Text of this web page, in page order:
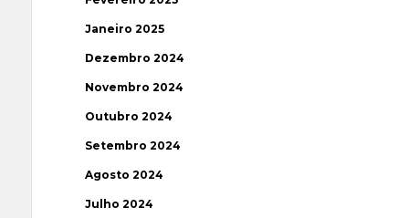
Janeiro 2025
Dezembro 2024
Novembro 2024
Outubro 2024
Setembro 2024
Agosto 2024
Julho 2024